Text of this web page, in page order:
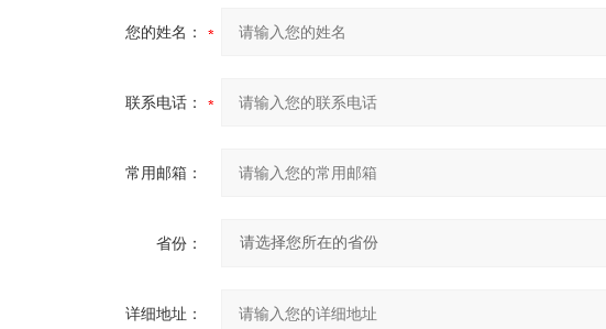
您的姓名：
联系电话：
常用邮箱：
省份：
详细地址：